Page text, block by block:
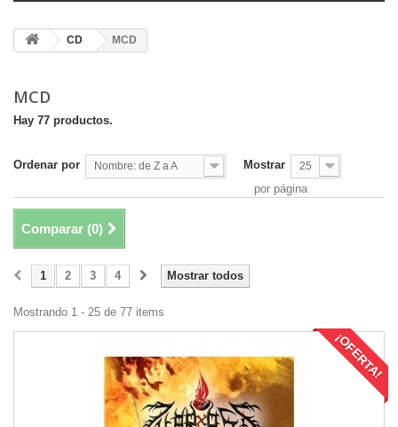
CD MCD
MCD
Hay 77 productos.
Ordenar por Nombre: de Z a A Mostrar 25
por página
Comparar (0)
Mostrar todos
1 2 3 4
Mostrando 1 - 25 de 77 items
¡OFERTA!